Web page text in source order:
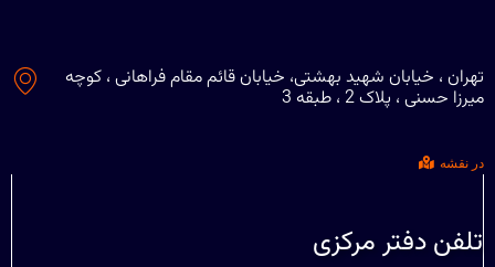
تهران ، خیابان شهید بهشتی، خیابان قائم مقام فراهانی ، کوچه
میرزا حسنی ، پلاک 2 ، طبقه 3
در نقشه
تلفن دفتر مرکزی